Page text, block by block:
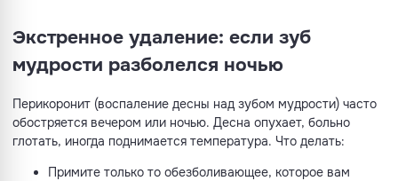
Экстренное удаление: если зуб
мудрости разболелся ночью
Перикоронит (воспаление десны над зубом мудрости) часто
обостряется вечером или ночью. Десна опухает, больно
глотать, иногда поднимается температура. Что делать:
Примите только то обезболивающее, которое вам